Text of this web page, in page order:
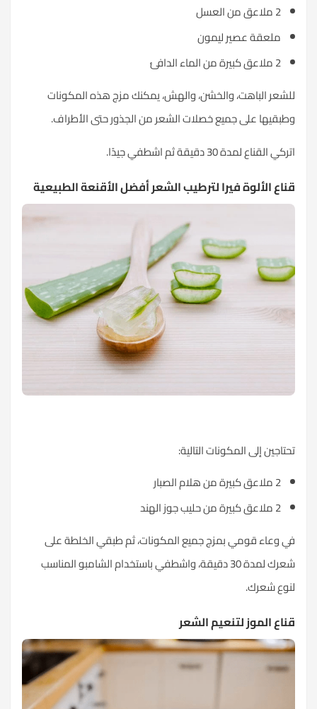
2 ملاعق من العسل
ملعقة عصير ليمون
2 ملاعق كبيرة من الماء الدافئ
للشعر الباهت، والخشن، والهش، يمكنك مزج هذه المكونات
وطبقيها على جميع خصلات الشعر من الجذور حتى الأطراف.
اتركي القناع لمدة 30 دقيقة ثم اشطفي جيدًا.
قناع الألوة فيرا لترطيب الشعر أفضل الأقنعة الطبيعية
تحتاجين إلى المكونات التالية:
2 ملاعق كبيرة من هلام الصبار
2 ملاعق كبيرة من حليب جوز الهند
في وعاء قومي بمزج جميع المكونات، ثم طبقي الخلطة على
شعرك لمدة 30 دقيقة، واشطفي باستخدام الشامبو المناسب
لنوع شعرك.
قناع الموز لتنعيم الشعر